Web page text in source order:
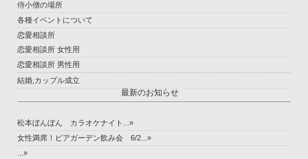
侍小僧の場所
各種イベントについて
恋愛相談所
恋愛相談所 女性用
恋愛相談所 男性用
結婚,カップル成立
最新のお知らせ
松本ぼんぼん カラオケナイト...»
女性満席！ビアガーデン飲み会 6/2...»
...»